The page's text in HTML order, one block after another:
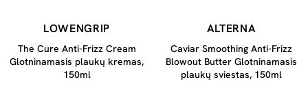
LOWENGRIP
The Cure Anti-Frizz Cream
Glotninamasis plaukų kremas,
150ml
ALTERNA
Caviar Smoothing Anti-Frizz
Blowout Butter Glotninamasis
plaukų sviestas, 150ml